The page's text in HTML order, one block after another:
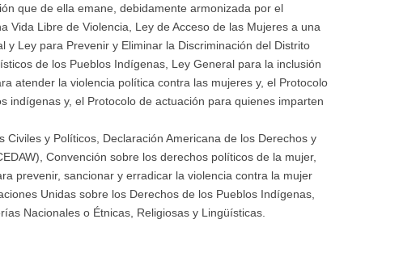
que de ella emane, debidamente armonizada por el
Vida Libre de Violencia, Ley de Acceso de las Mujeres a una
Ley para Prevenir y Eliminar la Discriminación del Distrito
de los Pueblos Indígenas, Ley General para la inclusión
atender la violencia política contra las mujeres y, el Protocolo
indígenas y, el Protocolo de actuación para quienes imparten
y Políticos, Declaración Americana de los Derechos y
Convención sobre los derechos políticos de la mujer,
prevenir, sancionar y erradicar la violencia contra la mujer
Unidas sobre los Derechos de los Pueblos Indígenas,
Nacionales o Étnicas, Religiosas y Lingüísticas.